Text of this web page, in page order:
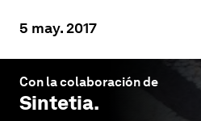
5 may. 2017
Con la colaboración de
Sintetia.